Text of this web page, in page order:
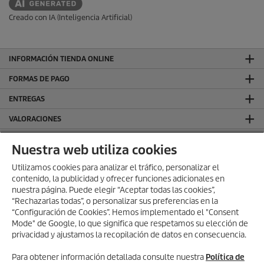
Creado con IA (Inteligencia Artificial)
INFORMACIÓN TIENDA ONLINE
FORMAS DE PAGO
ENTREGAS
VALORACIONES
CONTACTO
INFORMACIÓN GENERAL
INFORMACIÓN LEGAL
Aviso Legal
Nuestra web utiliza cookies
Utilizamos cookies para analizar el tráfico, personalizar el
contenido, la publicidad y ofrecer funciones adicionales en
nuestra página. Puede elegir “Aceptar todas las cookies”,
“Rechazarlas todas”, o personalizar sus preferencias en la
“Configuración de Cookies”. Hemos implementado el "Consent
Mode" de Google, lo que significa que respetamos su elección de
privacidad y ajustamos la recopilación de datos en consecuencia.
Para obtener información detallada consulte nuestra Política de